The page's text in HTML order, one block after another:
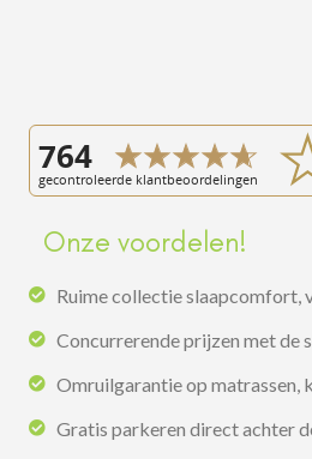
Onze voordelen!
Ruime collectie slaapcomfort,
Concurrerende prijzen met de
Omruilgarantie op matrassen,
Gratis parkeren direct achter